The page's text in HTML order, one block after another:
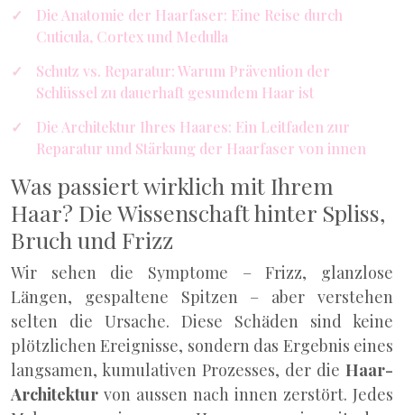
Die Anatomie der Haarfaser: Eine Reise durch
Cuticula, Cortex und Medulla
Schutz vs. Reparatur: Warum Prävention der
Schlüssel zu dauerhaft gesundem Haar ist
Die Architektur Ihres Haares: Ein Leitfaden zur
Reparatur und Stärkung der Haarfaser von innen
Was passiert wirklich mit Ihrem
Haar? Die Wissenschaft hinter Spliss,
Bruch und Frizz
Wir sehen die Symptome – Frizz, glanzlose
Längen, gespaltene Spitzen – aber verstehen
selten die Ursache. Diese Schäden sind keine
plötzlichen Ereignisse, sondern das Ergebnis eines
langsamen, kumulativen Prozesses, der die Haar-
Architektur von aussen nach innen zerstört. Jedes